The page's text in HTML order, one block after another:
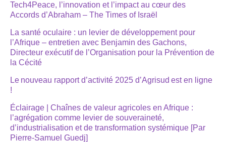
Tech4Peace, l’innovation et l’impact au cœur des
Accords d’Abraham – The Times of Israël
La santé oculaire : un levier de développement pour
l’Afrique – entretien avec Benjamin des Gachons,
Directeur exécutif de l’Organisation pour la Prévention de
la Cécité
Le nouveau rapport d’activité 2025 d’Agrisud est en ligne
!
Éclairage | Chaînes de valeur agricoles en Afrique :
l’agrégation comme levier de souveraineté,
d’industrialisation et de transformation systémique [Par
Pierre-Samuel Guedj]